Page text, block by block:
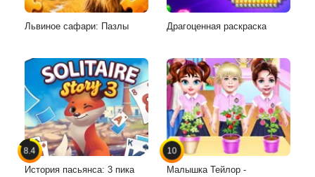
Львиное сафари: Пазлы Драгоценная раскраска
8.4
История пасьянса: 3 пика
10
Малышка Тейлор -